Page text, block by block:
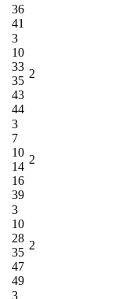
36
41
3
10
33
35
43
44
2
3
7
10
14
16
39
2
3
10
28
35
47
49
2
3